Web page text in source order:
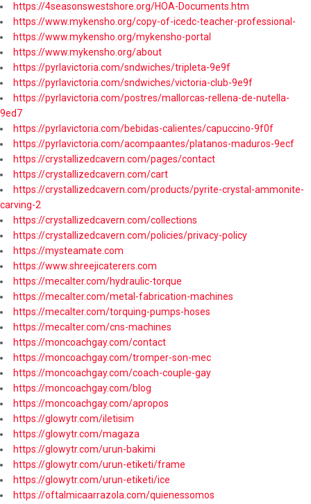
https://4seasonswestshore.org/HOA-Documents.htm
https://www.mykensho.org/copy-of-icedc-teacher-professional-
https://www.mykensho.org/mykensho-portal
https://www.mykensho.org/about
https://pyrlavictoria.com/sndwiches/tripleta-9e9f
https://pyrlavictoria.com/sndwiches/victoria-club-9e9f
https://pyrlavictoria.com/postres/mallorcas-rellena-de-nutella-
9ed7
https://pyrlavictoria.com/bebidas-calientes/capuccino-9f0f
https://pyrlavictoria.com/acompaantes/platanos-maduros-9ecf
https://crystallizedcavern.com/pages/contact
https://crystallizedcavern.com/cart
https://crystallizedcavern.com/products/pyrite-crystal-ammonite-
carving-2
https://crystallizedcavern.com/collections
https://crystallizedcavern.com/policies/privacy-policy
https://mysteamate.com
https://www.shreejicaterers.com
https://mecalter.com/hydraulic-torque
https://mecalter.com/metal-fabrication-machines
https://mecalter.com/torquing-pumps-hoses
https://mecalter.com/cns-machines
https://moncoachgay.com/contact
https://moncoachgay.com/tromper-son-mec
https://moncoachgay.com/coach-couple-gay
https://moncoachgay.com/blog
https://moncoachgay.com/apropos
https://glowytr.com/iletisim
https://glowytr.com/magaza
https://glowytr.com/urun-bakimi
https://glowytr.com/urun-etiketi/frame
https://glowytr.com/urun-etiketi/ice
https://oftalmicaarrazola.com/quienessomos